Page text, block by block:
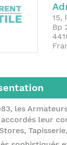
15,
Bp
les
leur